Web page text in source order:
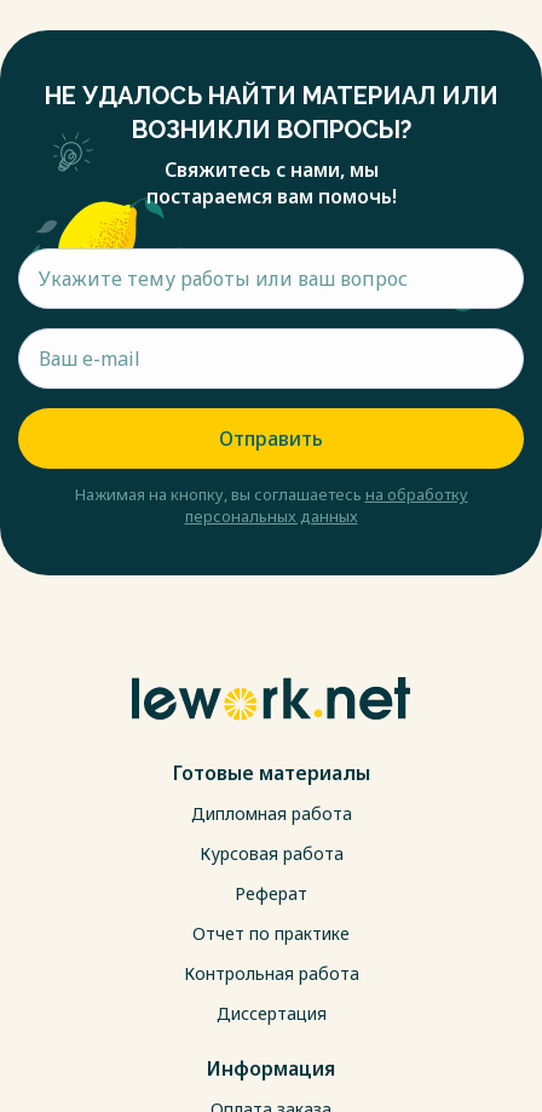
НЕ УДАЛОСЬ НАЙТИ МАТЕРИАЛ ИЛИ
ВОЗНИКЛИ ВОПРОСЫ?
Свяжитесь с нами, мы
постараемся вам помочь!
Отправить
Нажимая на кнопку, вы соглашаетесь на обработку
персональных данных
Готовые материалы
Дипломная работа
Курсовая работа
Реферат
Отчет по практике
Контрольная работа
Диссертация
Информация